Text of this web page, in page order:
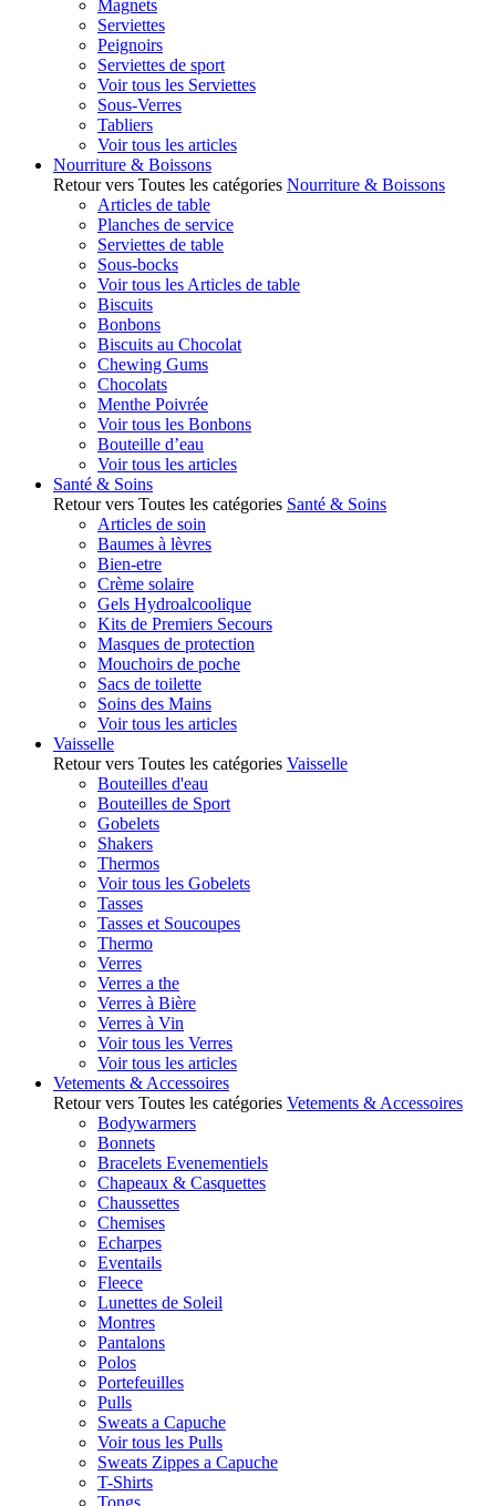
Magnets
Serviettes
Peignoirs
Serviettes de sport
Voir tous les Serviettes
Sous-Verres
Tabliers
Voir tous les articles
Nourriture & Boissons
Retour vers Toutes les catégories Nourriture & Boissons
Articles de table
Planches de service
Serviettes de table
Sous-bocks
Voir tous les Articles de table
Biscuits
Bonbons
Biscuits au Chocolat
Chewing Gums
Chocolats
Menthe Poivrée
Voir tous les Bonbons
Bouteille d’eau
Voir tous les articles
Santé & Soins
Retour vers Toutes les catégories Santé & Soins
Articles de soin
Baumes à lèvres
Bien-etre
Crème solaire
Gels Hydroalcoolique
Kits de Premiers Secours
Masques de protection
Mouchoirs de poche
Sacs de toilette
Soins des Mains
Voir tous les articles
Vaisselle
Retour vers Toutes les catégories Vaisselle
Bouteilles d'eau
Bouteilles de Sport
Gobelets
Shakers
Thermos
Voir tous les Gobelets
Tasses
Tasses et Soucoupes
Thermo
Verres
Verres a the
Verres à Bière
Verres à Vin
Voir tous les Verres
Voir tous les articles
Vetements & Accessoires
Retour vers Toutes les catégories Vetements & Accessoires
Bodywarmers
Bonnets
Bracelets Evenementiels
Chapeaux & Casquettes
Chaussettes
Chemises
Echarpes
Eventails
Fleece
Lunettes de Soleil
Montres
Pantalons
Polos
Portefeuilles
Pulls
Sweats a Capuche
Voir tous les Pulls
Sweats Zippes a Capuche
T-Shirts
Tongs